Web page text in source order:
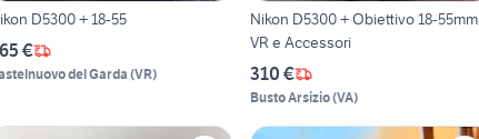
D5300 + 18-55
€
del Garda (VR)
Nikon D5300 + Obiettivo 18-55mm
VR e Accessori
310 €
Busto Arsizio(VA)